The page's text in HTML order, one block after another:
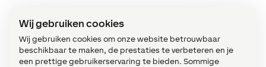
Wij gebruiken cookies
Wij gebruiken cookies om onze website betrouwbaar
beschikbaar te maken, de prestaties te verbeteren en je
een prettige gebruikerservaring te bieden. Sommige
Kan men armaturen bestellen als
men geen Loxone Partner is?